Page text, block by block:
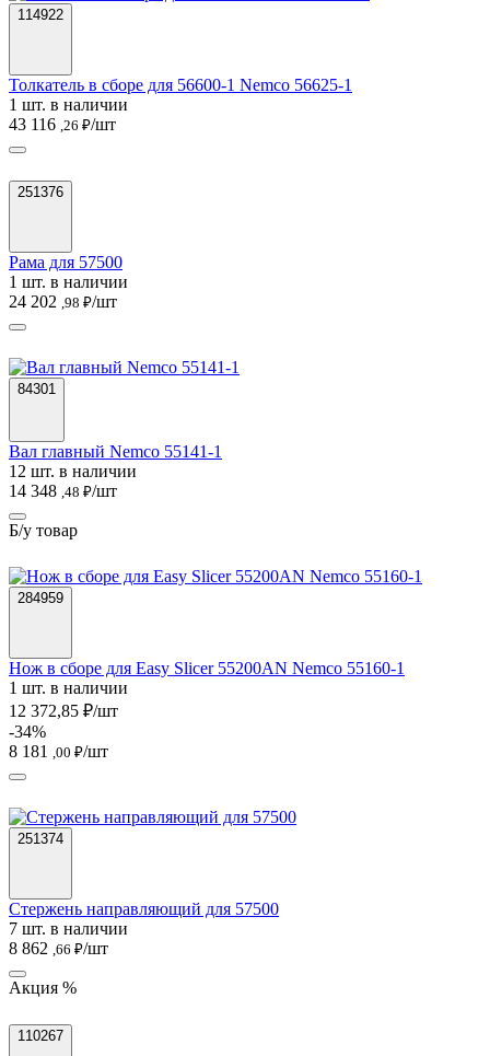
114922
Толкатель в сборе для 56600-1 Nemco 56625-1
1 шт. в наличии
43 116 ,26 ₽/шт
251376
Рама для 57500
1 шт. в наличии
24 202 ,98 ₽/шт
84301
Вал главный Nemco 55141-1
12 шт. в наличии
14 348 ,48 ₽/шт
Б/у товар
284959
Нож в сборе для Easy Slicer 55200AN Nemco 55160-1
1 шт. в наличии
12 372,85 ₽/шт
-34%
8 181
,00 ₽/шт
251374
Стержень направляющий для 57500
7 шт. в наличии
8 862 ,66 ₽/шт
Акция %
110267